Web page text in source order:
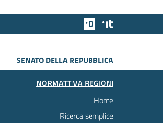
Team Digitale
SENATO DELLA REPUBBLICA
NORMATTIVA REGIONI
Home
Ricerca semplice